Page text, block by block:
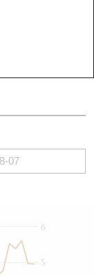
5
6